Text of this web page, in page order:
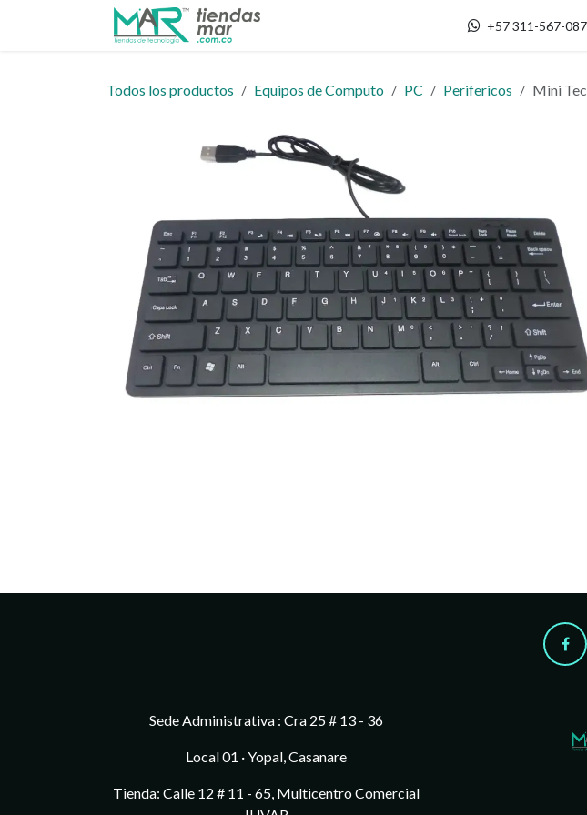
Contáctanos +57 311-567-
Todos los productos Equipos de Computo PC Perifericos Mini
Sede Administrativa : Cra 25 # 13 - 36
Local 01 · Yopal, Casanare
Tienda: Calle 12 # 11 - 65, Multicentro Comercial